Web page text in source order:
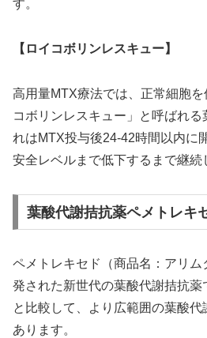
す。
【ロイコボリンレスキュー】
高用量MTX療法では、正常細胞
コボリンレスキュー」と呼ばれる
れはMTX投与後24-42時間以内に
安全レベルまで低下するまで継続
葉酸代謝拮抗薬ペメトレキ
ペメトレキセド（商品名：アリム
発された新世代の葉酸代謝拮抗薬
と比較して、より広範囲の葉酸
あります。